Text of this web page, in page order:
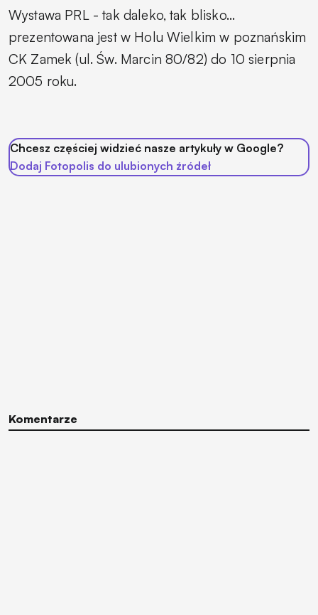
Wystawa PRL - tak daleko, tak blisko...
prezentowana jest w Holu Wielkim w poznańskim
CK Zamek (ul. Św. Marcin 80/82) do 10 sierpnia
2005 roku.
Chcesz częściej widzieć nasze artykuły w Google?
Dodaj Fotopolis do ulubionych źródeł
Komentarze